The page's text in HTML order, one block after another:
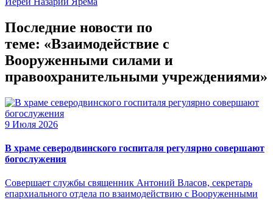
Последние новости по
теме: «Взаимодействие с
Вооруженными силами и
правоохранительными учреждениями»
9 Июля 2026
В храме северодвинского госпиталя регулярно совершают
богослужения
Совершает службы священник Антоний Власов, секретарь
епархиального отдела по взаимодействию с Вооруженными